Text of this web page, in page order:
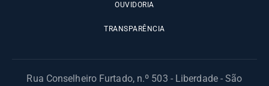
OUVIDORIA
TRANSPARÊNCIA
Rua Conselheiro Furtado, n.º 503 - Liberdade - São